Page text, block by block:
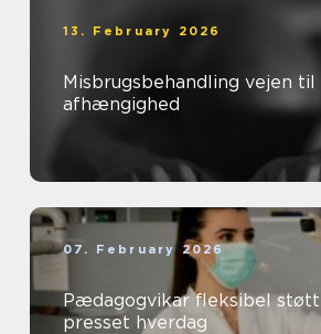
13. February 2026
Misbrugsbehandling vejen til et liv uden
afhængighed
07. February 2026
Pædagogvikar fleksibel støtte i en
presset hverdag